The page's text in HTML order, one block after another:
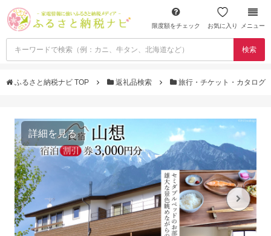
限度額をチェック お気に入り メニュー
検索
ふるさと納税ナビ TOP 返礼品検索 旅行・チケット・カタログ
詳細を見る